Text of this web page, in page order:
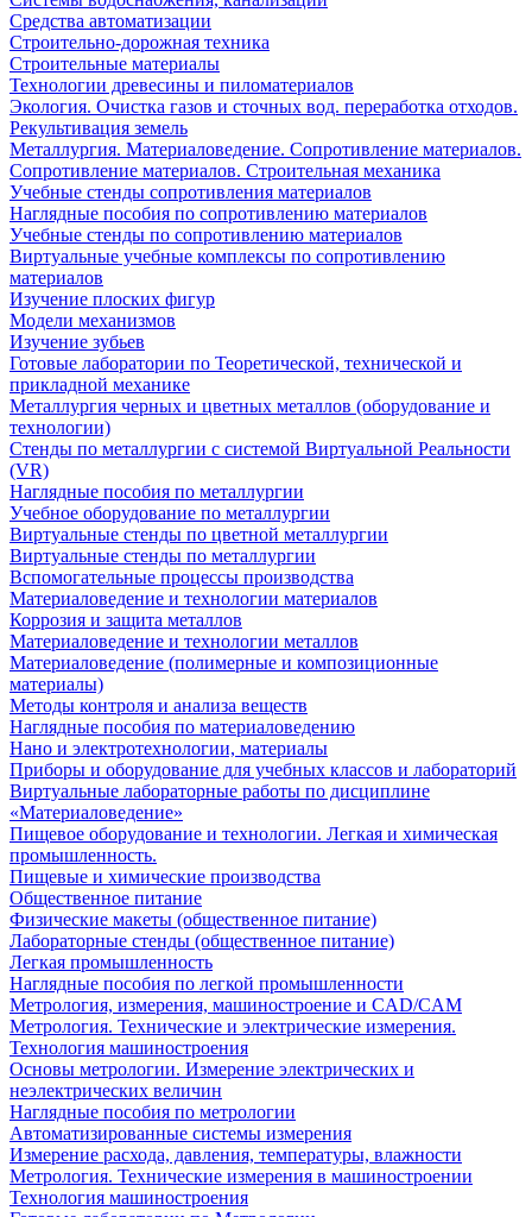
Средства автоматизации
Строительно-дорожная техника
Строительные материалы
Технологии древесины и пиломатериалов
Экология. Очистка газов и сточных вод. переработка отходов.
Рекультивация земель
Металлургия. Материаловедение. Сопротивление материалов.
Сопротивление материалов. Строительная механика
Учебные стенды сопротивления материалов
Наглядные пособия по сопротивлению материалов
Учебные стенды по сопротивлению материалов
Виртуальные учебные комплексы по сопротивлению
материалов
Изучение плоских фигур
Модели механизмов
Изучение зубьев
Готовые лаборатории по Теоретической, технической и
прикладной механике
Металлургия черных и цветных металлов (оборудование и
технологии)
Cтенды по металлургии с системой Виртуальной Реальности
(VR)
Наглядные пособия по металлургии
Учебное оборудование по металлургии
Виртуальные стенды по цветной металлургии
Виртуальные стенды по металлургии
Вспомогательные процессы производства
Материаловедение и технологии материалов
Коррозия и защита металлов
Материаловедение и технологии металлов
Материаловедение (полимерные и композиционные
материалы)
Методы контроля и анализа веществ
Наглядные пособия по материаловедению
Нано и электротехнологии, материалы
Приборы и оборудование для учебных классов и лабораторий
Виртуальные лабораторные работы по дисциплине
«Материаловедение»
Пищевое оборудование и технологии. Легкая и химическая
промышленность.
Пищевые и химические производства
Общественное питание
Физические макеты (общественное питание)
Лабораторные стенды (общественное питание)
Легкая промышленность
Наглядные пособия по легкой промышленности
Метрология, измерения, машиностроение и CAD/CAM
Метрология. Технические и электрические измерения.
Технология машиностроения
Основы метрологии. Измерение электрических и
неэлектрических величин
Наглядные пособия по метрологии
Автоматизированные системы измерения
Измерение расхода, давления, температуры, влажности
Метрология. Технические измерения в машиностроении
Технология машиностроения